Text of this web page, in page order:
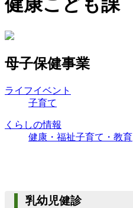
健康こども課
母子保健事業
ライフイベント
子育て
くらしの情報
健康・福祉子育て・教育
乳幼児健診